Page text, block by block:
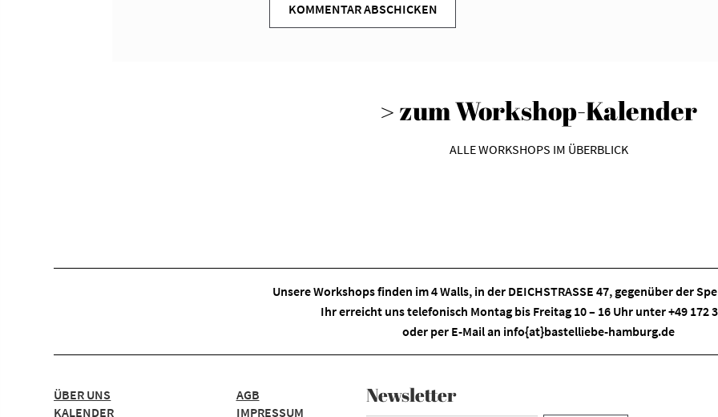
> zum Workshop-Kalender
ALLE WORKSHOPS IM ÜBERBLICK
Unsere Workshops finden im4 Walls, in der DEICHSTRASSE 47, gegenüber der
Ihr erreicht uns telefonisch Montag bis Freitag 10 – 16 Uhr unter +49 172
oder per E-Mail an info{at}bastelliebe-hamburg.de
ÜBER UNS
KALENDER
AGB
IMPRESSUM
Newsletter